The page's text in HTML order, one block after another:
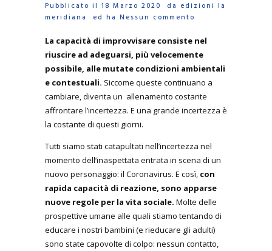
Pubblicato il 18 Marzo 2020 da edizioni la
meridiana
ed ha Nessun commento
La capacità di improvvisare consiste nel
riuscire ad adeguarsi, più velocemente
possibile, alle mutate condizioni ambientali
e contestuali. Siccome queste continuano a
cambiare, diventa un allenamento costante
affrontare l’incertezza. E una grande incertezza è
la costante di questi giorni.
Tutti siamo stati catapultati nell’incertezza nel
momento dell’inaspettata entrata in scena di un
nuovo personaggio: il Coronavirus. E così, con
rapida capacità di reazione, sono apparse
nuove regole per la vita sociale. Molte delle
prospettive umane alle quali stiamo tentando di
educare i nostri bambini (e rieducare gli adulti)
sono state capovolte di colpo: nessun contatto,